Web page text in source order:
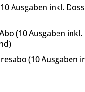
Ausgaben inkl.
(10 Ausgaben inkl.
(10 Ausgaben